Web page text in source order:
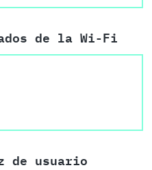
de la Wi-Fi
de usuario